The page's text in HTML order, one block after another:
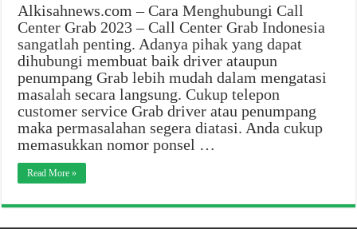
Alkisahnews.com – Cara Menghubungi Call
Center Grab 2023 – Call Center Grab Indonesia
sangatlah penting. Adanya pihak yang dapat
dihubungi membuat baik driver ataupun
penumpang Grab lebih mudah dalam mengatasi
masalah secara langsung. Cukup telepon
customer service Grab driver atau penumpang
maka permasalahan segera diatasi. Anda cukup
memasukkan nomor ponsel …
Read More »